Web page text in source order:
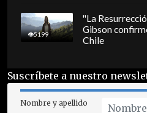
5199
"La
Gibson
Chile
Suscríbete a nuestro
Nombre y apellido